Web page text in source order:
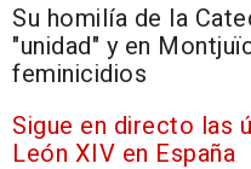
Su homilía de la
"unidad" y en
feminicidios
Sigue en directo las
León XIV en España